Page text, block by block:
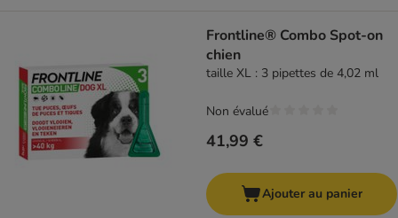
Frontline® Combo Spot-on
chien
taille XL : 3 pipettes de 4,02 ml
41,99 €
Non évalué
Ajouter au panier